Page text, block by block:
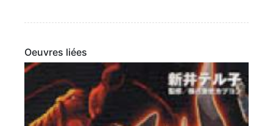
Oeuvres liées